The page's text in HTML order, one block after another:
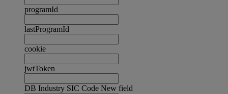
programId
lastProgramId
cookie
jwtToken
DB Industry SIC Code New field